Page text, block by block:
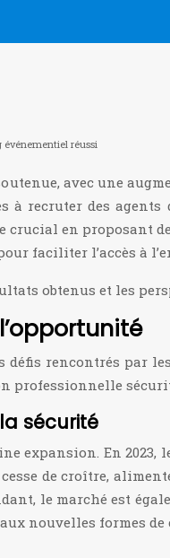
réussi
avec une
recruter des
en proposant
faciliter l’accès à
obtenus et les
rencontrés par
professionnelle
sécurité
expansion. En
de croître,
le marché est
nouvelles formes